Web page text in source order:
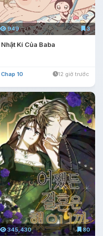
949 3
Nhật Kí Của Baba
Chap 10 12 giờ trước
345,430 80